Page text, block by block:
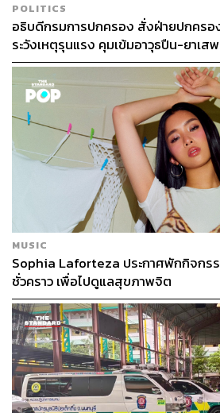
POLITICS
อธิบดีกรมการปกครอง สั่งฝ่ายปกครอง
ระวังเหตุรุนแรง คุมเข้มอาวุธปืน-ยาเส
MUSIC
Sophia Laforteza ประกาศพักกิจกรร
ชั่วคราว เพื่อไปดูแลสุขภาพจิต